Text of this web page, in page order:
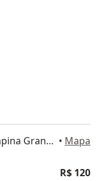
Avenida Rio Branco, nº 423, Campina Grande • Mapa
R$ 120